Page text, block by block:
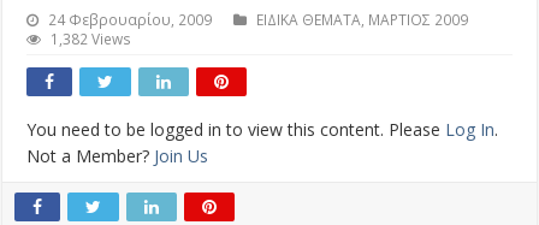
24 Φεβρουαρίου, 2009 ΕΙΔΙΚΑ ΘΕΜΑΤΑ, ΜΑΡΤΙΟΣ 2009
1,382 Views
You need to be logged in to view this content. Please Log In.
Not a Member? Join Us